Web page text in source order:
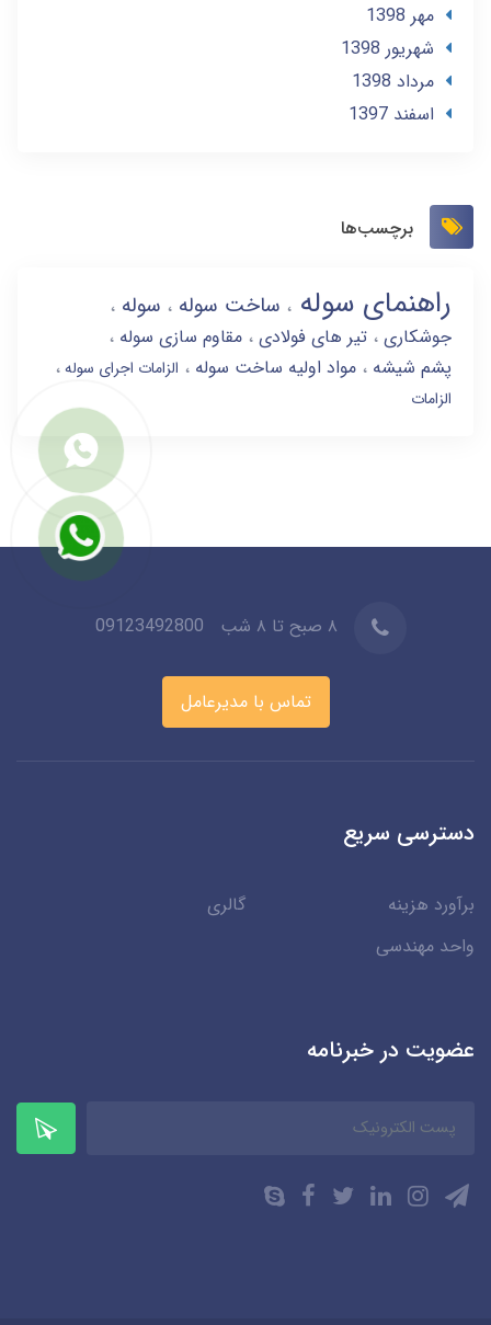
مهر 1398
شهریور 1398
مرداد 1398
اسفند 1397
برچسب‌ها
راهنمای سوله ساخت سوله سوله
جوشکاری تیر های فولادی مقاوم سازی سوله
پشم شیشه
مواد اولیه ساخت سوله
الزامات اجرای سوله
الزامات
۸ صبح تا ۸ شب 09123492800
تماس با مدیرعامل
دسترسی سریع
برآورد هزینه
گالری
واحد مهندسی
عضویت در خبرنامه